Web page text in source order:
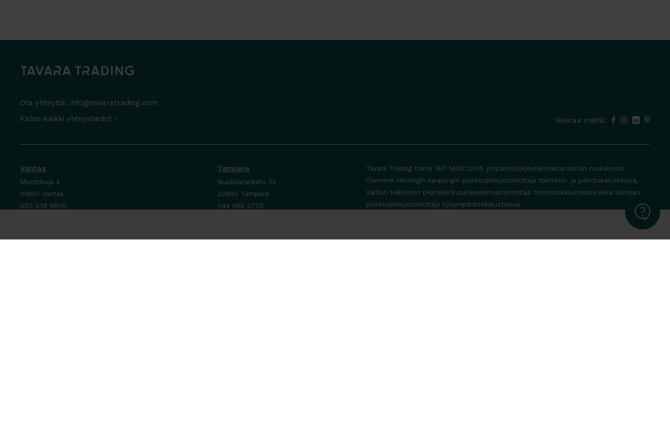
Ota yhteyttä: info@tavaratrading.com
Katso kaikki yhteystiedot ›
Seuraa meitä:
Vantaa
Muottikuja 4
01450 Vantaa
050 538 9800
Tampere
Nuutisarankatu 35
33900 Tampere
044 986 2705
Tavara Trading toimii ISO 14001:2015 ympäristöjärjestelmästandardin mukaisesti.
Olemme Helsingin kaupungin puitesopimustoimittaja toimisto- ja julkitilakalusteissa,
Valtion Hallinnon (Hanselin) puitesopimustoimittaja toimistokalusteissa sekä Sansian
puitesopimustoimittaja työympäristökalusteissa.